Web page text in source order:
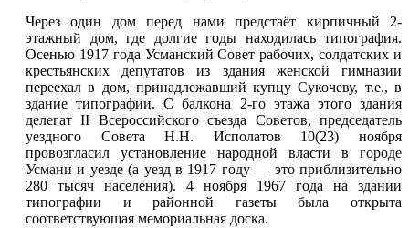
Через один дом перед нами предстаёт кирпичный 2-
этажный дом, где долгие годы находилась типография.
Осенью 1917 года Усманский Совет рабочих, солдатских и
крестьянских депутатов из здания женской гимназии
переехал в дом, принадлежавший купцу Сукочеву, т.е., в
здание типографии. С балкона 2-го этажа этого здания
делегат II Всероссийского съезда Советов, председатель
уездного Совета Н.Н. Исполатов 10(23) ноября
провозгласил установление народной власти в городе
Усмани и уезде (а уезд в 1917 году — это приблизительно
280 тысяч населения). 4 ноября 1967 года на здании
типографии и районной газеты была открыта
соответствующая мемориальная доска.